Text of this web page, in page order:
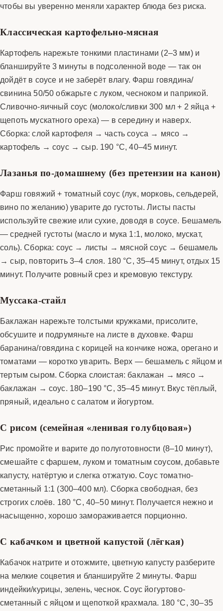
чтобы вы уверенно меняли характер блюда без риска.
Классическая картофельно-мясная
Картофель нарежьте тонкими пластинами (2–3 мм) и
бланшируйте 3 минуты в подсоленной воде — так он
дойдёт в соусе и не заберёт влагу. Фарш говядина/
свинина 50/50 обжарьте с луком, чесноком и паприкой.
Сливочно-яичный соус (молоко/сливки 300 мл + 2 яйца +
щепоть мускатного ореха) — в середину и наверх.
Сборка: слой картофеля → часть соуса → мясо →
картофель → соус → сыр. 190 °C, 40–45 минут.
Лазанья по-домашнему (без претензии на канон)
Фарш говяжий + томатный соус (лук, морковь, сельдерей,
вино по желанию) уварите до густоты. Листы пасты
используйте свежие или сухие, доводя в соусе. Бешамель
— средней густоты (масло и мука 1:1, молоко, мускат,
соль). Сборка: соус → листы → мясной соус → бешамель
→ сыр, повторить 3–4 слоя. 180 °C, 35–45 минут, отдых 15
минут. Получите ровный срез и кремовую текстуру.
Муссака-стайл
Баклажан нарежьте толстыми кружками, присолите,
обсушите и подрумяньте на листе в духовке. Фарш
баранина/говядина с корицей на кончике ножа, орегано и
томатами — коротко уварить. Верх — бешамель с яйцом и
тертым сыром. Сборка слоистая: баклажан → мясо →
баклажан → соус. 180–190 °C, 35–45 минут. Вкус тёплый,
пряный, идеально с салатом и йогуртом.
С рисом (семейная «ленивая голубцовая»)
Рис промойте и варите до полуготовности (8–10 минут),
смешайте с фаршем, луком и томатным соусом, добавьте
капусту, натёртую и слегка отжатую. Соус томатно-
сметанный 1:1 (300–400 мл). Сборка свободная, без
строгих слоёв. 180 °C, 40–50 минут. Получается нежно и
насыщенно, хорошо замораживается порционно.
С кабачком и цветной капустой (лёгкая)
Кабачок натрите и отожмите, цветную капусту разберите
на мелкие соцветия и бланшируйте 2 минуты. Фарш
индейки/курицы, зелень, чеснок. Соус йогуртово-
сметанный с яйцом и щепоткой крахмала. 180 °C, 30–35